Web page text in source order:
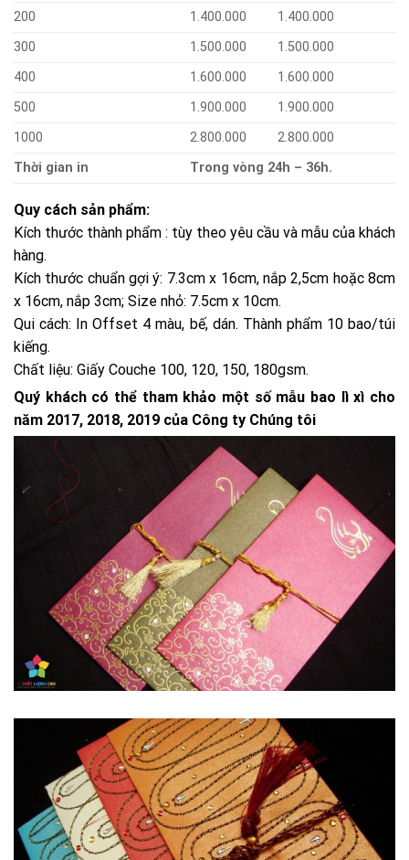
200
1.400.000
1.400.000
300
1.500.000
1.500.000
400
1.600.000
1.600.000
500
1.900.000
1.900.000
1000
2.800.000
2.800.000
Thời gian in
Trong vòng 24h – 36h.
Quy cách sản phẩm:
Kích thước thành phẩm : tùy theo yêu cầu và mẫu của khách
hàng.
Kích thước chuẩn gợi ý: 7.3cm x 16cm, nắp 2,5cm hoặc 8cm
x 16cm, nắp 3cm; Size nhỏ: 7.5cm x 10cm.
Qui cách: In Offset 4 màu, bế, dán. Thành phẩm 10 bao/túi
kiếng.
Chất liệu: Giấy Couche 100, 120, 150, 180gsm.
Quý khách có thể tham khảo một số mẫu bao lì xì cho
năm 2017, 2018, 2019 của Công ty Chúng tôi